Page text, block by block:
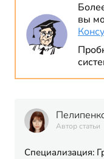
вы
Автор статьи
Специализация: